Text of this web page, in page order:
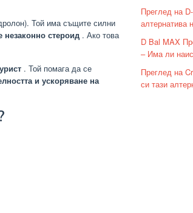
Той има същите силни
незаконно стероид . Ако това
. Той помага да се
и ускоряване на
Преглед на
алтернатива
D Bal MAX
– Има ли
Преглед на
си тази